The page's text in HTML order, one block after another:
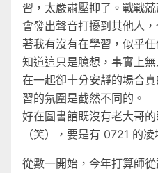
習，太嚴肅壓抑了。戰戰
會發出聲音打擾到其他人
著我有沒有在學習，似乎
知道這只是臆想，事實上
在一起卻十分安靜的場合
習的氛圍是截然不同的。
好在圖書館既沒有老大哥
（笑），要是有 0721 的凌
從數一開始，今年打算師